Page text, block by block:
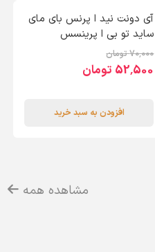
آی دونت نید ا پرنس بای مای
ساید تو بی ا پرینسس
70٬000 تومان
52٬500 تومان
افزودن به سبد خرید
مشاهده همه